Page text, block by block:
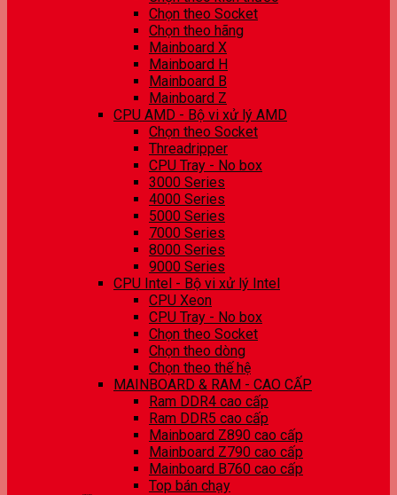
Chọn theo Socket
Chọn theo hãng
Mainboard X
Mainboard H
Mainboard B
Mainboard Z
CPU AMD - Bộ vi xử lý AMD
Chọn theo Socket
Threadripper
CPU Tray - No box
3000 Series
4000 Series
5000 Series
7000 Series
8000 Series
9000 Series
CPU Intel - Bộ vi xử lý Intel
CPU Xeon
CPU Tray - No box
Chọn theo Socket
Chọn theo dòng
Chọn theo thế hệ
MAINBOARD & RAM - CAO CẤP
Ram DDR4 cao cấp
Ram DDR5 cao cấp
Mainboard Z890 cao cấp
Mainboard Z790 cao cấp
Mainboard B760 cao cấp
Top bán chạy